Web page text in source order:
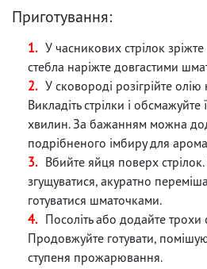
Приготування:
У часникових стрілок
стебла наріжте довгастими
У сковороді розігрійте
Викладіть стрілки і
хвилин. За бажанням можна
подрібненого імбиру для
Вбийте яйця поверх
згущуватися, акуратно
готуватися шматочками.
Посоліть або додайте трохи
Продовжуйте готувати,
ступеня прожарювання.